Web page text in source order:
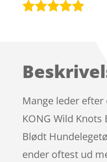
kundebedøm
Mange leder
KONG Wild
Blødt
ender oftest ud